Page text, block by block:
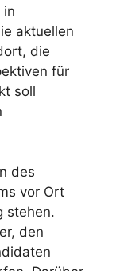
in
aktuellen
die
für
soll
des
vor Ort
stehen.
den